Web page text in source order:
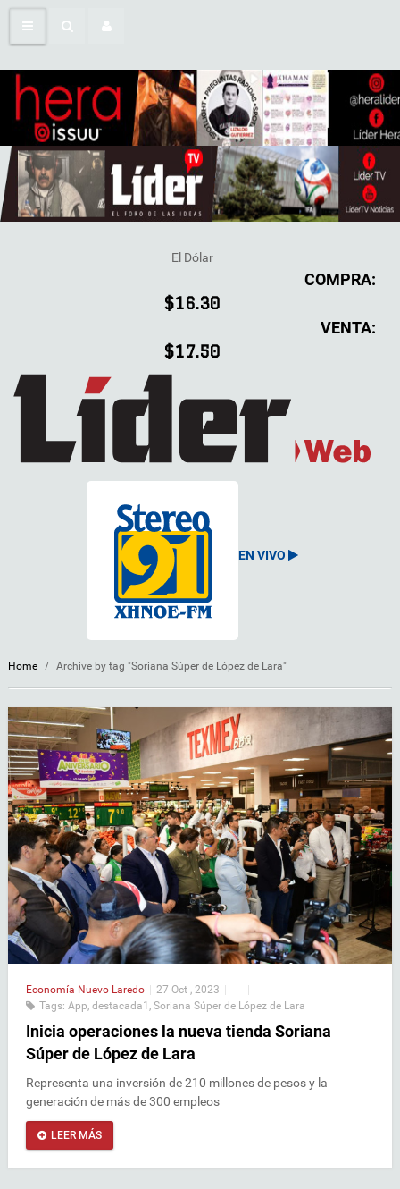
El Dólar
COMPRA:
$16.30
VENTA:
$17.50
EN VIVO
Home / Archive by tag "Soriana Súper de López de Lara"
Economía Nuevo Laredo | 27 Oct , 2023 | |
|
Tags: App, destacada1 , Soriana Súper de López de Lara
Inicia operaciones la nueva tienda Soriana
Súper de López de Lara
Representa una inversión de 210 millones de pesos y la
generación de más de 300 empleos
LEER MÁS